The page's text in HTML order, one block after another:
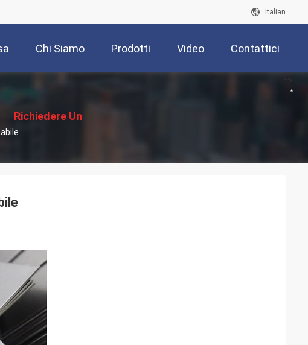
Italian
Chi Siamo Prodotti Video Contattici
Richiedere Un
Preventivo